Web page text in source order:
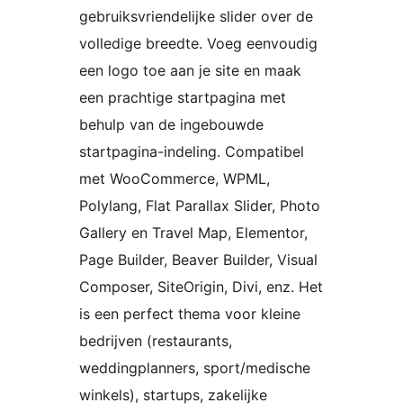
gebruiksvriendelijke slider over de
volledige breedte. Voeg eenvoudig
een logo toe aan je site en maak
een prachtige startpagina met
behulp van de ingebouwde
startpagina-indeling. Compatibel
met WooCommerce, WPML,
Polylang, Flat Parallax Slider, Photo
Gallery en Travel Map, Elementor,
Page Builder, Beaver Builder, Visual
Composer, SiteOrigin, Divi, enz. Het
is een perfect thema voor kleine
bedrijven (restaurants,
weddingplanners, sport/medische
winkels), startups, zakelijke